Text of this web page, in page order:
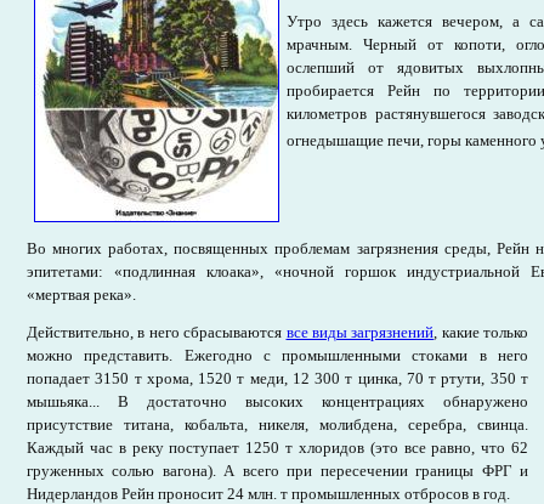
Утро здесь кажется вечером, а
мрачным. Черный от копоти,
ослепший от ядовитых
пробирается Рейн по
километров растянувшегося
огнедышащие печи, горы каменного
Во многих работах, посвященных проблемам загрязнения среды, Рейн
эпитетами: «подлинная клоака», «ночной горшок индустриальной
«мертвая река».
Действительно, в него сбрасываются все виды загрязнений, какие только
можно представить. Ежегодно с промышленными стоками в него
попадает 3150 т хрома, 1520 т меди, 12 300 т цинка, 70 т ртути, 350 т
мышьяка... В достаточно высоких концентрациях обнаружено
присутствие титана, кобальта, никеля, молибдена, серебра, свинца.
Каждый час в реку поступает 1250 т хлоридов (это все равно, что 62
груженных солью вагона). А всего при пересечении границы ФРГ и
Нидерландов Рейн проносит 24 млн. т промышленных отбросов в год.